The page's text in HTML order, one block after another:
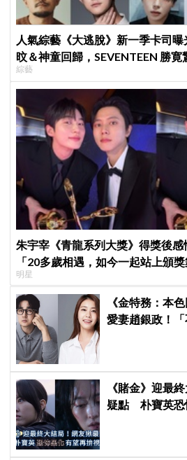
人氣綜藝《大逃脫》新一季卡司
旼＆神童回歸，SEVENTEEN 勝
成最大焦點
綜藝
朱宇宰《青龍系列大獎》得獎後
「20多歲相遇，如今一起站上頒獎
明星
《金特務：本
愛妻趙銀政！
《賭金》迎最
疑點 朴寶英恐